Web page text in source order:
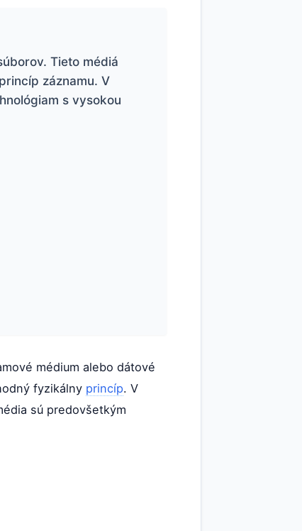
Tieto médiá
záznamu. V
s vysokou
médium alebo dátové
fyzikálny princíp. V
sú predovšetkým